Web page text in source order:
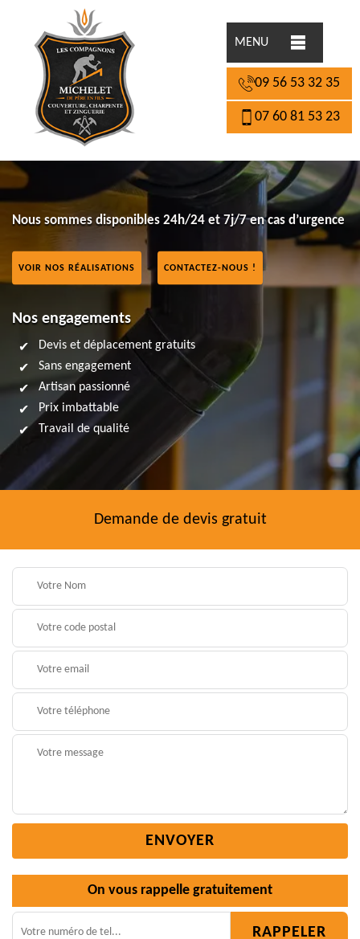
MENU
09 56 53 32 35
07 60 81 53 23
Nous sommes disponibles 24h/24 et 7j/7 en cas d’urgence
VOIR NOS RÉALISATIONS CONTACTEZ-NOUS !
Nos engagements
Devis et déplacement gratuits
Sans engagement
Artisan passionné
Prix imbattable
Travail de qualité
Demande de devis gratuit
On vous rappelle gratuitement